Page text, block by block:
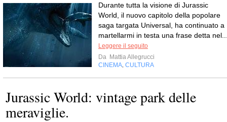
Durante tutta la visione di Jurassic
World, il nuovo capitolo della popolare
saga targata Universal, ha continuato a
martellarmi in testa una frase detta
Leggere il seguito
Da Mattia Allegrucci
CINEMA CULTURA
Jurassic World: vintage park delle
meraviglie.